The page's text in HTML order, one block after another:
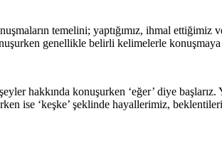
temelini; yaptığımız, ihmal ettiğimiz
genellikle belirli kelimelerle konuşmaya
hakkında konuşurken ‘eğer’ diye başlarız.
ise ‘keşke’ şeklinde hayallerimiz,